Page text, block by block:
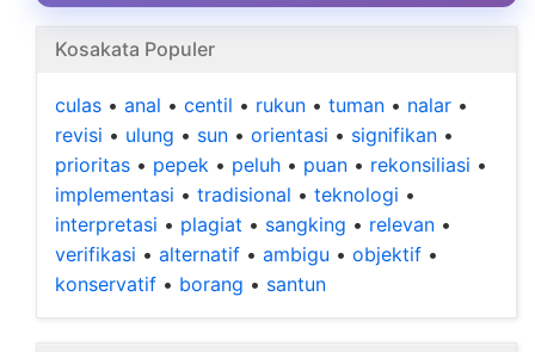
Kosakata Populer
culas • anal • centil • rukun • tuman • nalar •
revisi • ulung • sun • orientasi • signifikan •
prioritas • pepek • peluh • puan • rekonsiliasi •
implementasi • tradisional • teknologi •
interpretasi • plagiat • sangking • relevan •
verifikasi • alternatif • ambigu • objektif •
konservatif • borang • santun